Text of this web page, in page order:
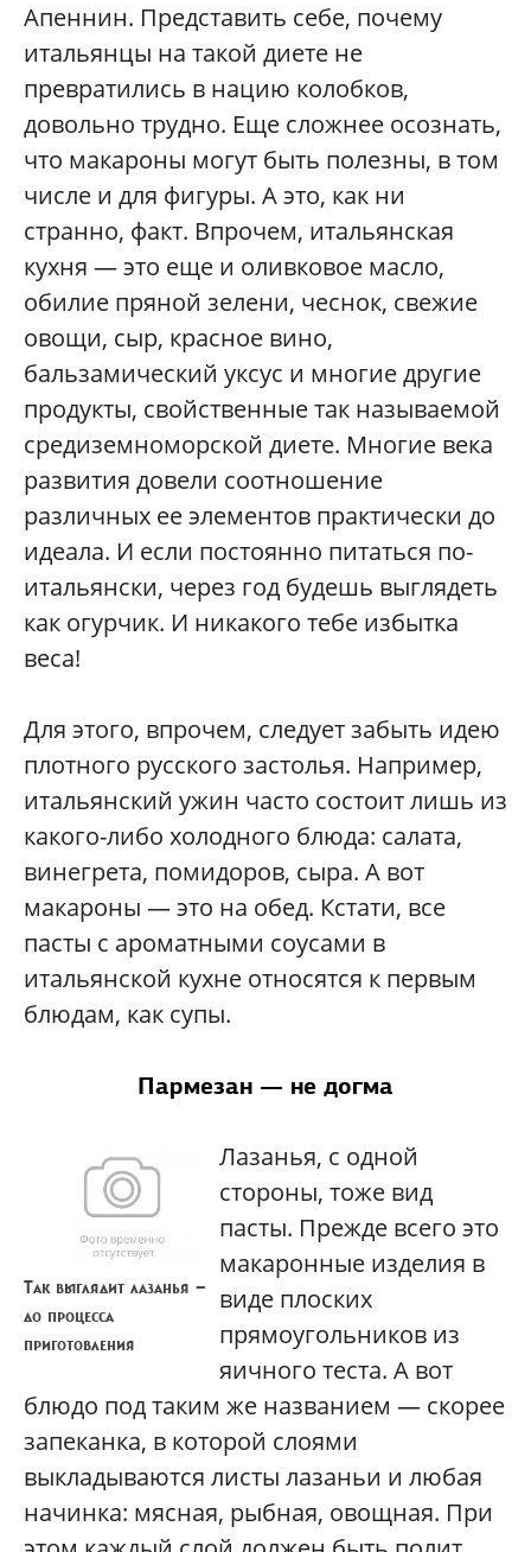
Апеннин. Представить себе, почему
итальянцы на такой диете не
превратились в нацию колобков,
довольно трудно. Еще сложнее осознать,
что макароны могут быть полезны, в том
числе и для фигуры. А это, как ни
странно, факт. Впрочем, итальянская
кухня — это еще и оливковое масло,
обилие пряной зелени, чеснок, свежие
овощи, сыр, красное вино,
бальзамический уксус и многие другие
продукты, свойственные так называемой
средиземноморской диете. Многие века
развития довели соотношение
различных ее элементов практически до
идеала. И если постоянно питаться по-
итальянски, через год будешь выглядеть
как огурчик. И никакого тебе избытка
веса!
Для этого, впрочем, следует забыть идею
плотного русского застолья. Например,
итальянский ужин часто состоит лишь из
какого-либо холодного блюда: салата,
винегрета, помидоров, сыра. А вот
макароны — это на обед. Кстати, все
пасты с ароматными соусами в
итальянской кухне относятся к первым
блюдам, как супы.
Пармезан — не догма
Так выглядит лазанья —
до процесса
приготовления
Лазанья, с одной
стороны, тоже вид
пасты. Прежде всего это
макаронные изделия в
виде плоских
прямоугольников из
яичного теста. А вот
блюдо под таким же названием — скорее
запеканка, в которой слоями
выкладываются листы лазаньи и любая
начинка: мясная, рыбная, овощная. При